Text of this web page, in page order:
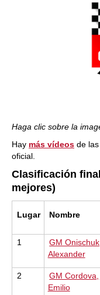
Haga clic sobre la
Hay más vídeos de
oficial.
Clasificación
mejores)
Lugar Nombre
1
GM Onischuk,
Alexander
2
GM Cordova,
Emilio